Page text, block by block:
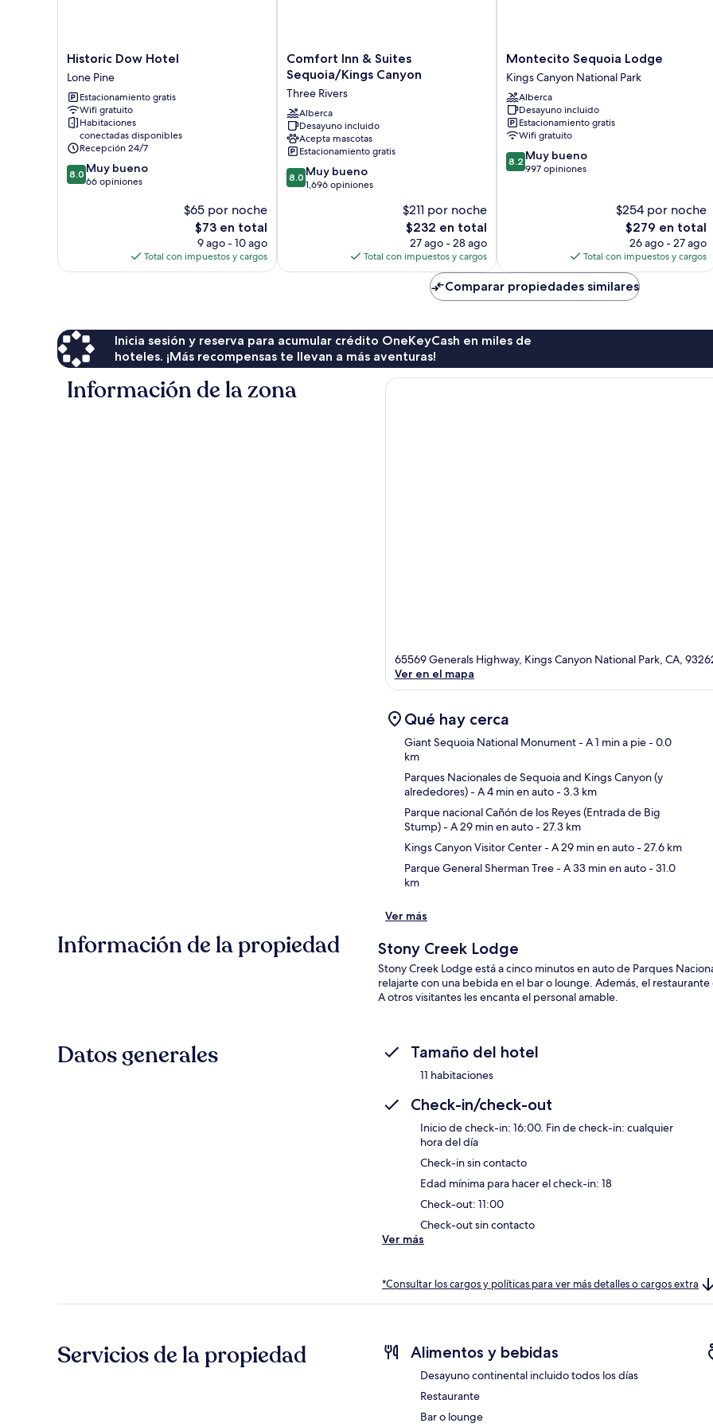
Historic
Dow
Hotel
Lone
Pine
Historic Dow Hotel
Lone Pine
Estacionamiento gratis
Wifi gratuito
Habitaciones
conectadas disponibles
Recepción 24/7
8.0
de
8.0 Muy bueno
66 opiniones
$65 por noche
El
precio
actual
es
$73 en total
9 ago - 10 ago
Total con impuestos y cargos
Comfort
Inn
Suites
Sequoia/Kings
Canyon
Three
Rivers
Comfort Inn & Suites
Sequoia/Kings Canyon
Three Rivers
Alberca
Desayuno incluido
Acepta mascotas
Estacionamiento gratis
8.0
de
8.0 Muy bueno
1,696 opiniones
$211 por noche
El
precio
actual
es
$232 en total
27 ago - 28 ago
Total con impuestos y cargos
Montecito
Sequoia
Lodge
Kings
Canyon
National
Park
Montecito Sequoia Lodge
Kings Canyon National Park
Alberca
Desayuno incluido
Estacionamiento gratis
Wifi gratuito
8.2
de
8.2 Muy bueno
997 opiniones
$254 por noche
El
precio
actual
es
de
$279
$279 en total
26 ago - 27 ago
Total con impuestos y cargos
Comparar propiedades similares
Inicia sesión y reserva para acumular crédito OneKeyCash en miles de
hoteles. ¡Más recompensas te llevan a más aventuras!
Información de la zona
65569 Generals Highway, Kings Canyon National Park, CA,
Ver en el mapa
Qué hay cerca
Giant Sequoia National Monument- A 1 min a pie- 0.0
km
Parques Nacionales de Sequoia and Kings Canyon (y
alrededores)- A 4 min en auto- 3.3 km
Parque nacional Cañón de los Reyes (Entrada de Big
Stump)- A 29 min en auto- 27.3 km
Kings Canyon Visitor Center- A 29 min en auto- 27.6 km
Parque General Sherman Tree- A 33 min en auto- 31.0
km
Ver más
Información de la propiedad Stony Creek Lodge
Stony Creek Lodge está a cinco minutos en auto de Parques
relajarte con una bebida en el bar o lounge. Además, el
A otros visitantes les encanta el personal amable.
Datos generales Tamaño del hotel
11 habitaciones
Check-in/check-out
Inicio de check-in: 16:00. Fin de check-in: cualquier
hora del día
Check-in sin contacto
Edad mínima para hacer el check-in: 18
Check-out: 11:00
Check-out sin contacto
Ver más
*Consultar los cargos y políticas para ver más detalles o cargos extra
Servicios de la propiedad Alimentos y bebidas
Desayuno continental incluido todos los días
Restaurante
Bar o lounge